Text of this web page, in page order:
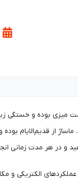
میزی بوده و خستگی
از قدیم‌الایام
و در هر مدت زمانی
عملکردهای